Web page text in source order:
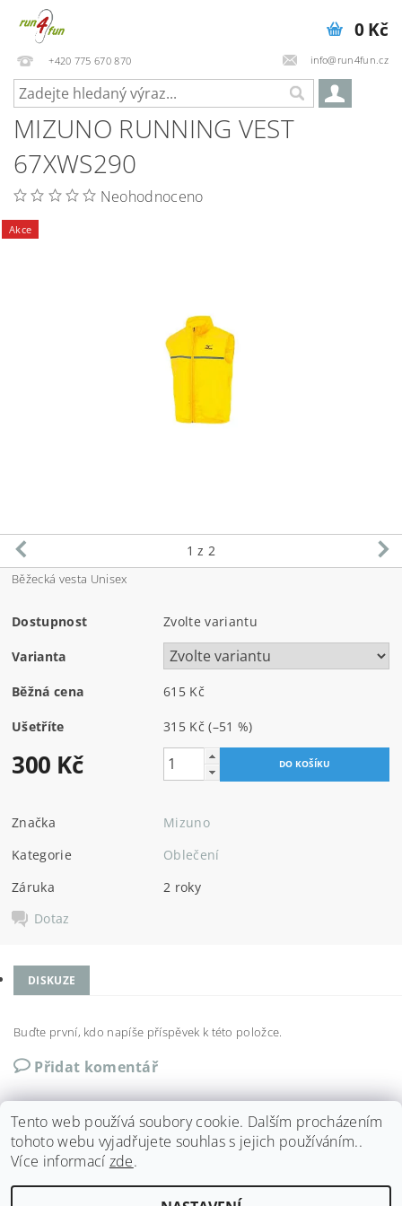
+420 775 670 870 info@run4fun.cz
0 Kč
MIZUNO RUNNING VEST
67XWS290
Neohodnoceno
Akce
1 z 2
Běžecká vesta Unisex
Dostupnost Zvolte variantu
Varianta
Běžná cena 615 Kč
Ušetříte 315 Kč(–51 %)
300 Kč
Značka
Mizuno
Kategorie
Oblečení
Záruka
2 roky
Dotaz
DISKUZE
Buďte první, kdo napíše příspěvek k této položce.
Přidat komentář
Shoptet.cz
Tento web používá soubory cookie. Dalším procházením
tohoto webu vyjadřujete souhlas s jejich používáním..
Více informací zde.